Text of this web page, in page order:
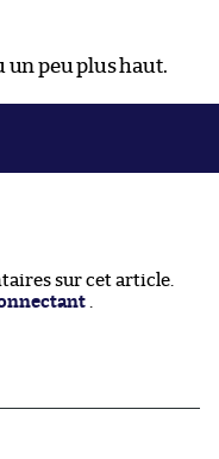
un peu plus haut.
sur cet article.